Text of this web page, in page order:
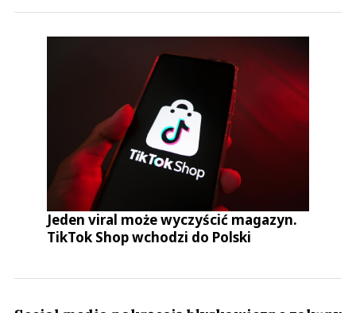
Jeden viral może wyczyścić magazyn.
TikTok Shop wchodzi do Polski